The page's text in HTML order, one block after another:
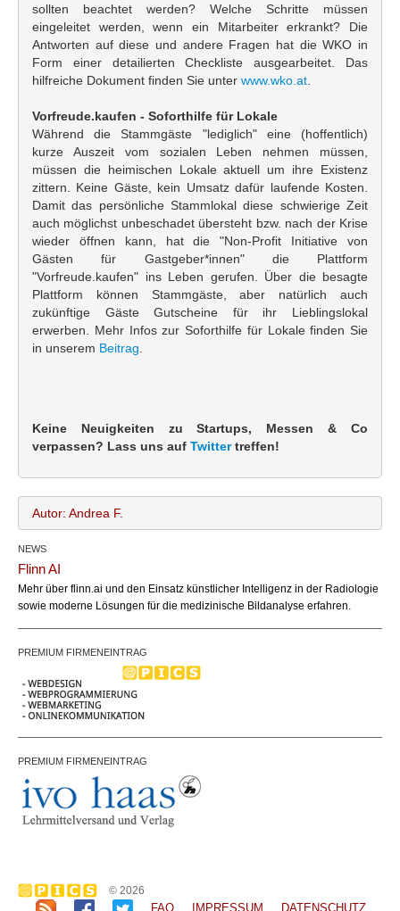
sollten beachtet werden? Welche Schritte müssen
eingeleitet werden, wenn ein Mitarbeiter erkrankt? Die
Antworten auf diese und andere Fragen hat die WKO in
Form einer detailierten Checkliste ausgearbeitet. Das
hilfreiche Dokument finden Sie unter www.wko.at
Vorfreude.kaufen - Soforthilfe für Lokale
Während die Stammgäste "lediglich" eine (hoffentlich)
kurze Auszeit vom sozialen Leben nehmen müssen,
müssen die heimischen Lokale aktuell um ihre Existenz
zittern. Keine Gäste, kein Umsatz dafür laufende Kosten.
Damit das persönliche Stammlokal diese schwierige Zeit
auch möglichst unbeschadet übersteht bzw. nach der Krise
wieder öffnen kann, hat die "Non-Profit Initiative von
Gästen für Gastgeber*innen" die Plattform
"Vorfreude.kaufen" ins Leben gerufen. Über die besagte
Plattform können Stammgäste, aber natürlich auch
zukünftige Gäste Gutscheine für ihr Lieblingslokal
erwerben. Mehr Infos zur Soforthilfe für Lokale finden Sie
in unserem Beitrag
Keine Neuigkeiten zu Startups, Messen & Co
verpassen? Lass uns auf Twitter treffen!
Autor: Andrea F.
NEWS
Flinn AI
Mehr über flinn.ai und den Einsatz künstlicher Intelligenz in der Radiologie
sowie moderne Lösungen für die medizinische Bildanalyse erfahren.
PREMIUM FIRMENEINTRAG
PREMIUM FIRMENEINTRAG
© 2026
FAQ IMPRESSUM DATENSCHUTZ